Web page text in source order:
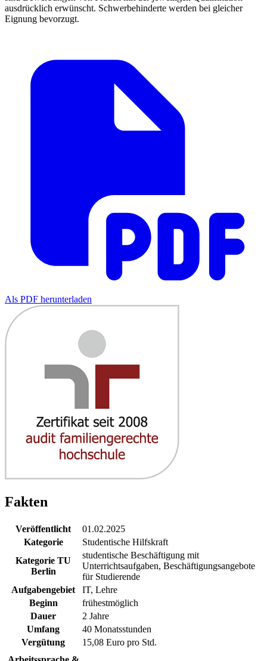
ausdrücklich erwünscht. Schwerbehinderte werden bei gleicher
Eignung bevorzugt.
Als PDF herunterladen
Fakten
Veröffentlicht
01.02.2025
Kategorie
Studentische Hilfskraft
Kategorie TU
Berlin
studentische Beschäftigung mit
Unterrichtsaufgaben, Beschäftigungsangebote
für Studierende
Aufgabengebiet
IT, Lehre
Beginn
frühestmöglich
Dauer
2 Jahre
Umfang
40 Monatsstunden
Vergütung
15,08 Euro pro Std.